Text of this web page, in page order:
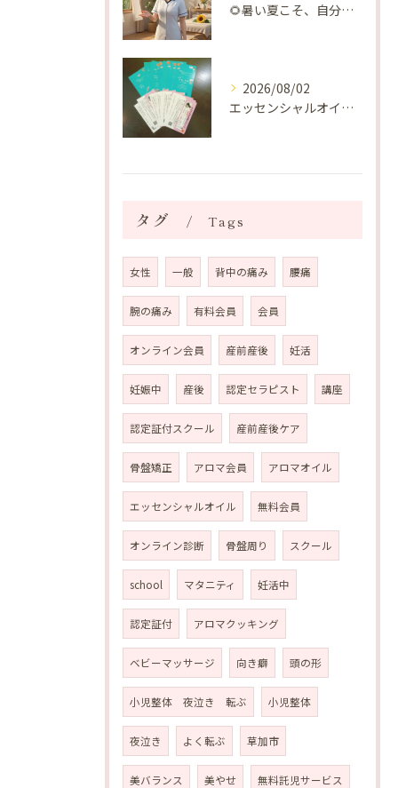
🌻暑い夏こそ、自分の身体を整える時間を♡
2026/08/02
エッセンシャルオイルプレゼントご当選番号発表 2026年8月
タグ Tags
女性 一般 背中の痛み 腰痛
腕の痛み 有料会員 会員
オンライン会員 産前産後 妊活
妊娠中 産後 認定セラピスト 講座
認定証付スクール 産前産後ケア
骨盤矯正 アロマ会員 アロマオイル
エッセンシャルオイル 無料会員
オンライン診断 骨盤周り スクール
school マタニティ 妊活中
認定証付 アロマクッキング
ベビーマッサージ 向き癖 頭の形
小児整体 夜泣き 転ぶ 小児整体
夜泣き よく転ぶ 草加市
美バランス 美やせ 無料託児サービス